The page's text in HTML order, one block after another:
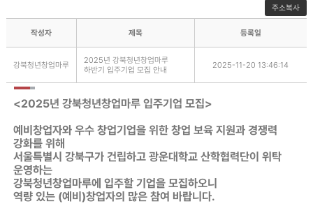
주소복사
작성자 제목 등록일
강북청년창업마루
2025년 강북청년창업마루
하반기 입주기업 모집 안내
2025-11-20 13:46:14
<2025년 강북청년창업마루 입주기업 모집>
예비창업자와 우수 창업기업을 위한 창업 보육 지원과 경쟁력
강화를 위해
서울특별시 강북구가 건립하고 광운대학교 산학협력단이 위탁
운영하는
강북청년창업마루에 입주할 기업을 모집하오니
역량 있는 (예비)창업자의 많은 참여 바랍니다.